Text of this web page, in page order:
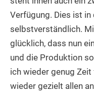
Verfügung. Dies ist
selbstverständlich.
glücklich, dass nun
und die Produktion
ich wieder genug
wieder gezielt allen